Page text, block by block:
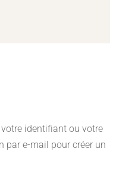
identifiant ou votre
par e-mail pour créer un